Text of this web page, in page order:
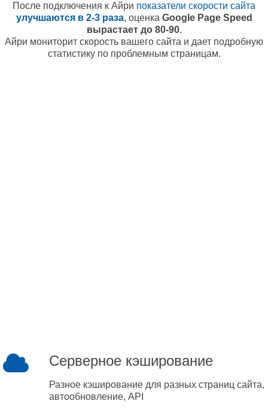
После подключения к Айри показатели скорости сайта
улучшаются в 2-3 раза, оценка Google Page Speed
вырастает до 80-90.
Айри мониторит скорость вашего сайта и дает подробную
статистику по проблемным страницам.
Серверное кэширование
Разное кэширование для разных страниц сайта,
автообновление, API